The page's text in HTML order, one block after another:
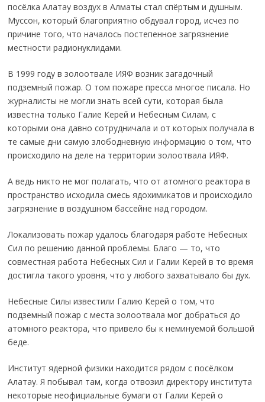
посёлка Алатау воздух в Алматы стал спёртым и душным.
Муссон, который благоприятно обдувал город, исчез по
причине того, что началось постепенное загрязнение
местности радионуклидами.
В 1999 году в золоотвале ИЯФ возник загадочный
подземный пожар. О том пожаре пресса многое писала. Но
журналисты не могли знать всей сути, которая была
известна только Галие Керей и Небесным Силам, с
которыми она давно сотрудничала и от которых получала в
те самые дни самую злободневную информацию о том, что
происходило на деле на территории золоотвала ИЯФ.
А ведь никто не мог полагать, что от атомного реактора в
пространство исходила смесь ядохимикатов и происходило
загрязнение в воздушном бассейне над городом.
Локализовать пожар удалось благодаря работе Небесных
Сил по решению данной проблемы. Благо — то, что
совместная работа Небесных Сил и Галии Керей в то время
достигла такого уровня, что у любого захватывало бы дух.
Небесные Силы известили Галию Керей о том, что
подземный пожар с места золоотвала мог добраться до
атомного реактора, что привело бы к неминуемой большой
беде.
Институт ядерной физики находится рядом с посёлком
Алатау. Я побывал там, когда отвозил директору института
некоторые неофициальные бумаги от Галии Керей о